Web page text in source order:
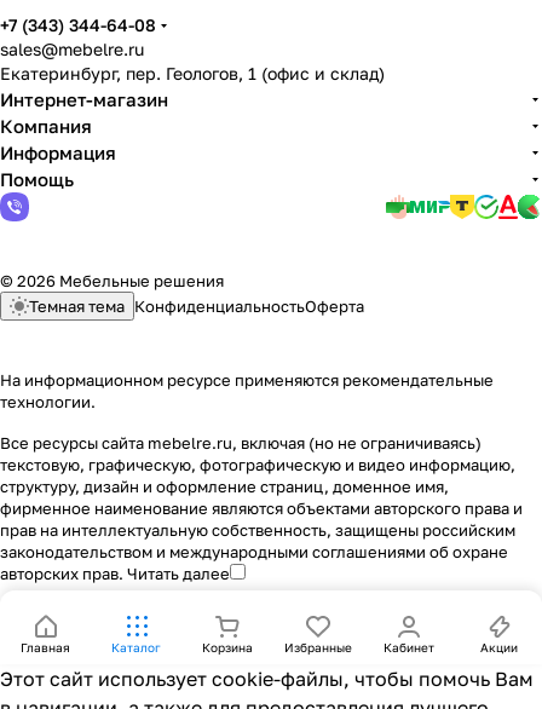
+7 (343) 344-64-08
sales@mebelre.ru
Екатеринбург, пер. Геологов, 1 (офис и склад)
Интернет-магазин
Компания
Информация
Помощь
© 2026 Мебельные решения
Темная тема КонфиденциальностьОферта
На информационном ресурсе применяются рекомендательные
технологии.
Все ресурсы сайта mebelre.ru, включая (но не ограничиваясь)
текстовую, графическую, фотографическую и видео информацию,
структуру, дизайн и оформление страниц, доменное имя,
фирменное наименование являются объектами авторского права и
прав на интеллектуальную собственность, защищены российским
законодательством и международными соглашениями об охране
авторских прав. Читать далее
Главная Каталог Корзина Избранные Кабинет Акции
Этот сайт использует cookie-файлы, чтобы помочь Вам